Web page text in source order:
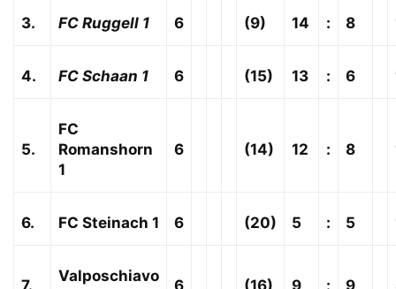
3. FC Ruggell 1 6 (9) 14 : 8
4. FC Schaan 1 6 (15) 13 : 6
5.
FC
Romanshorn
1
6 (14) 12 : 8
6. FC Steinach 1 6 (20) 5 : 5
Valposchiavo